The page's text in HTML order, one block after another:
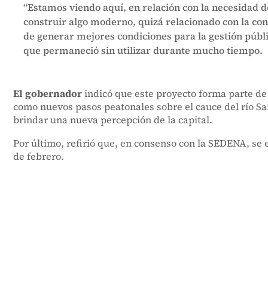
“Estamos viendo aquí, en relación con la
construir algo moderno, quizá relacionado con la
de generar mejores condiciones para la gestión
que permaneció sin utilizar durante mucho tiempo.
El gobernadorindicó que este proyecto forma parte
como nuevos pasos peatonales sobre el cauce del río
brindar una nueva percepción de la capital.
Por último, refirió que, en consenso con la SEDENA,
de febrero.